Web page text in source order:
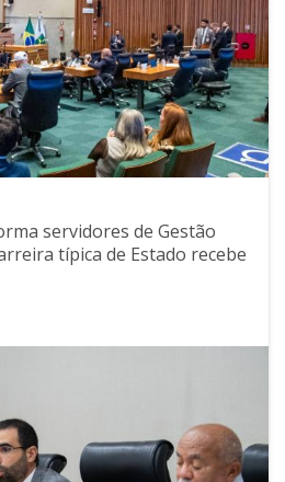
servidores de Gestão
típica de Estado recebe